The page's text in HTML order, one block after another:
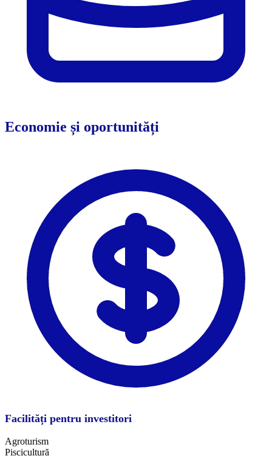
Economie și oportunități
Facilități pentru investitori
Agroturism
Piscicultură